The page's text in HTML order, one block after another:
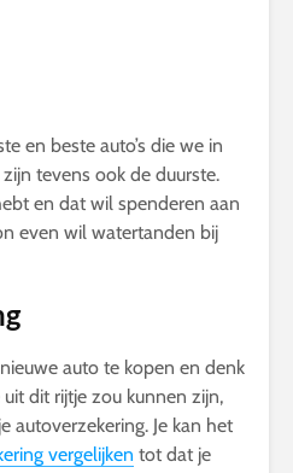
en beste auto’s die we in
tevens ook de duurste.
en dat wil spenderen aan
even wil watertanden bij
auto te kopen en denk
dit rijtje zou kunnen zijn,
autoverzekering. Je kan het
vergelijken tot dat je